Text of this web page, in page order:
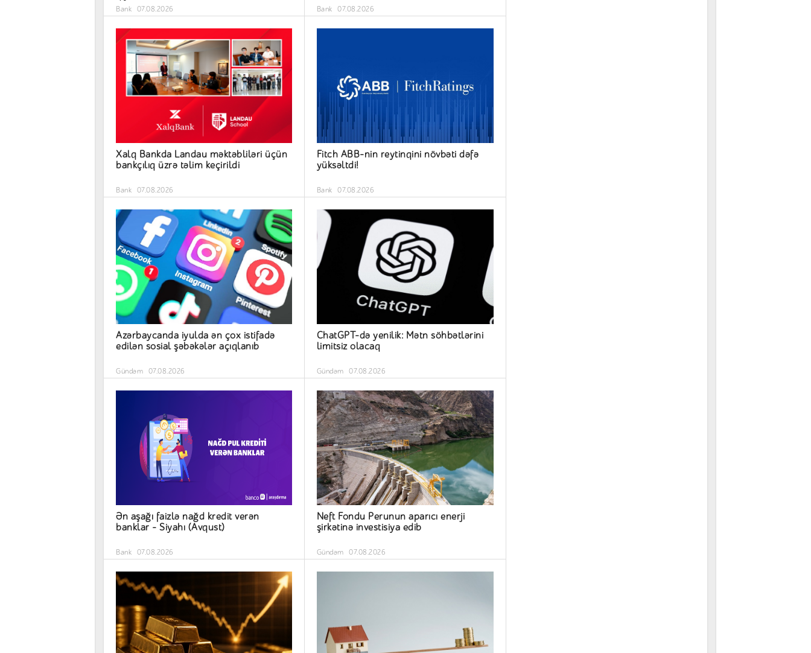
Bank 07.08.2026 Bank 07.08.2026
Xalq Bankda Landau məktəbliləri üçün
bankçılıq üzrə təlim keçirildi
Bank 07.08.2026
Fitch ABB-nin reytinqini növbəti dəfə
yüksəltdi!
Bank 07.08.2026
Azərbaycanda iyulda ən çox istifadə
edilən sosial şəbəkələr açıqlanıb
Gündəm 07.08.2026
ChatGPT-də yenilik: Mətn söhbətlərini
limitsiz olacaq
Gündəm 07.08.2026
Ən aşağı faizlə nağd kredit verən
banklar – Siyahı (Avqust)
Bank 07.08.2026
Neft Fondu Perunun aparıcı enerji
şirkətinə investisiya edib
Gündəm 07.08.2026